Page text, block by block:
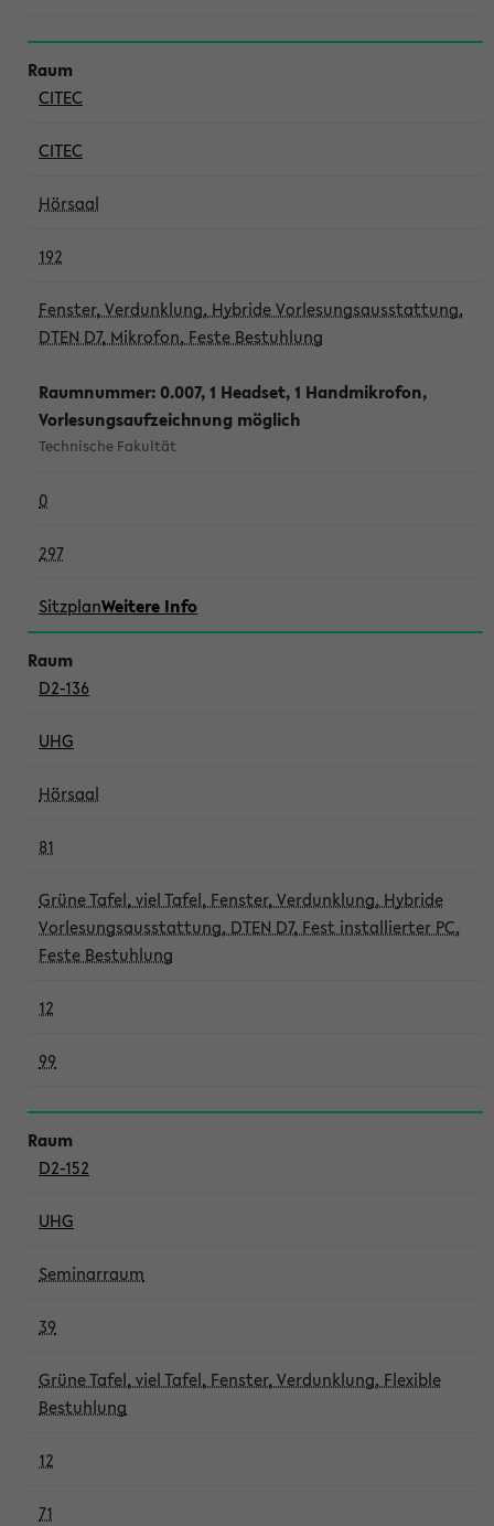
CITEC
CITEC
Hörsaal
192
Fenster, Verdunklung, Hybride Vorlesungsausstattung,
DTEN D7, Mikrofon, Feste Bestuhlung
Raumnummer: 0.007, 1 Headset, 1 Handmikrofon,
Vorlesungsaufzeichnung möglich
Technische Fakultät
0
297
SitzplanWeitere Info
D2-136
UHG
Hörsaal
81
Grüne Tafel, viel Tafel, Fenster, Verdunklung, Hybride
Vorlesungsausstattung, DTEN D7, Fest installierter PC,
Feste Bestuhlung
12
99
D2-152
UHG
Seminarraum
39
Grüne Tafel, viel Tafel, Fenster, Verdunklung, Flexible
Bestuhlung
12
71